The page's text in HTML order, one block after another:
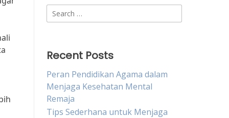
Search
for:
Recent Posts
Peran Pendidikan Agama dalam
Menjaga Kesehatan Mental
Remaja
Tips Sederhana untuk Menjaga